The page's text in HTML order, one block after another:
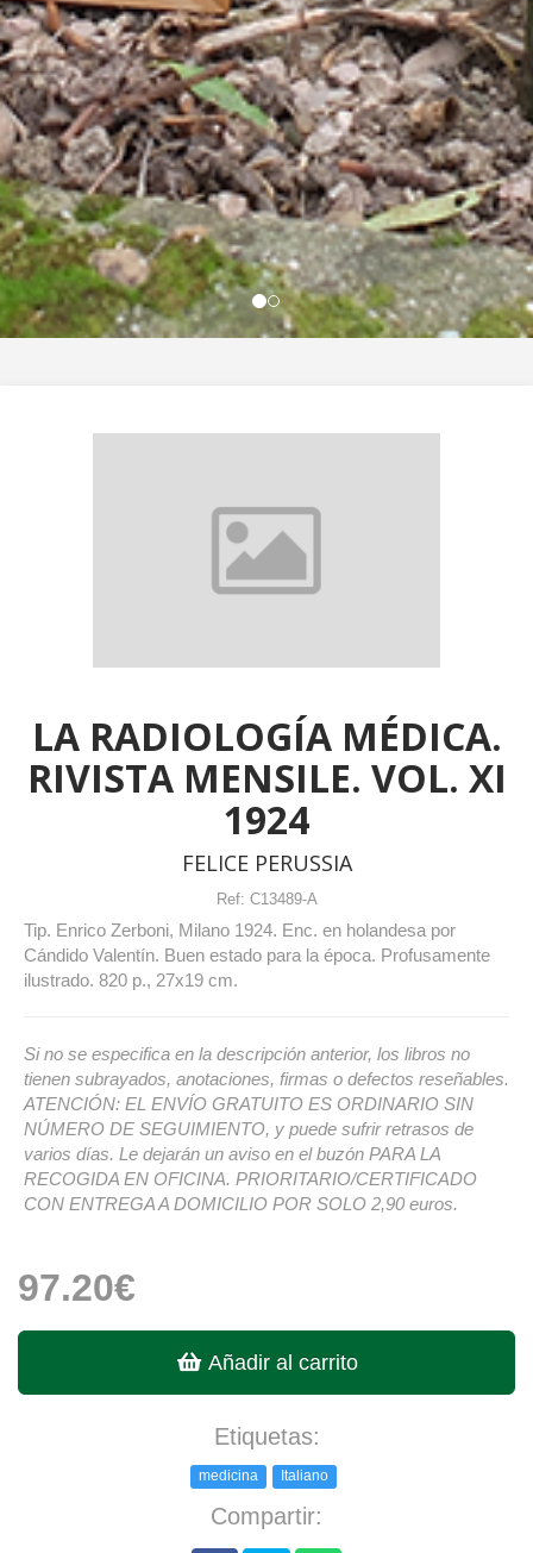
LA RADIOLOGÍA MÉDICA.
RIVISTA MENSILE. VOL. XI
1924
FELICE PERUSSIA
Ref: C13489-A
Tip. Enrico Zerboni, Milano 1924. Enc. en holandesa por
Cándido Valentín. Buen estado para la época. Profusamente
ilustrado. 820 p., 27x19 cm.
Si no se especifica en la descripción anterior, los libros no
tienen subrayados, anotaciones, firmas o defectos reseñables.
ATENCIÓN: EL ENVÍO GRATUITO ES ORDINARIO SIN
NÚMERO DE SEGUIMIENTO, y puede sufrir retrasos de
varios días. Le dejarán un aviso en el buzón PARA LA
RECOGIDA EN OFICINA. PRIORITARIO/CERTIFICADO
CON ENTREGA A DOMICILIO POR SOLO 2,90 euros.
97.20€
Añadir al carrito
Etiquetas:
medicina Italiano
Compartir: